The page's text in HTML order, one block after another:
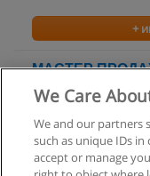
+
МАСТЕР
уровень
+
We Care
We and our partners
such as unique IDs
accept or manage